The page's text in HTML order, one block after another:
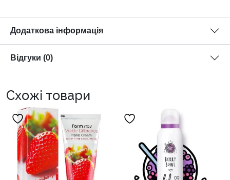
Додаткова інформація
Відгуки (0)
Схожі товари